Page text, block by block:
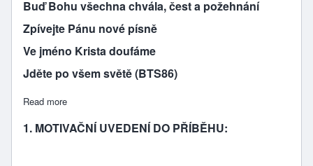
Buď Bohu všechna chvála, čest a požehnání
Zpívejte Pánu nové písně
Ve jméno Krista doufáme
Jděte po všem světě (BTS86)
Read more
1. MOTIVAČNÍ UVEDENÍ DO PŘÍBĚHU: